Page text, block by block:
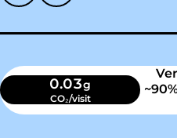
0.03g
CO₂/visit